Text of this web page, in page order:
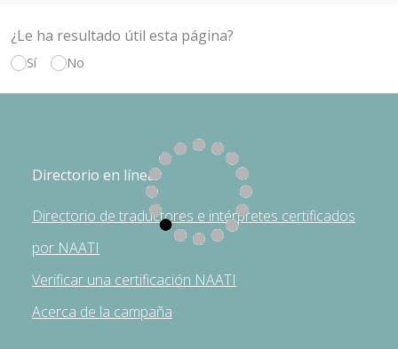
¿Le ha resultado útil esta página?
Sí No
Directorio en línea
Directorio de traductores e intérpretes certificados
por NAATI
Verificar una certificación NAATI
Acerca de la campaña